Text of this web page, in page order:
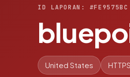
ID LAPORAN: #FE9575BC
United States